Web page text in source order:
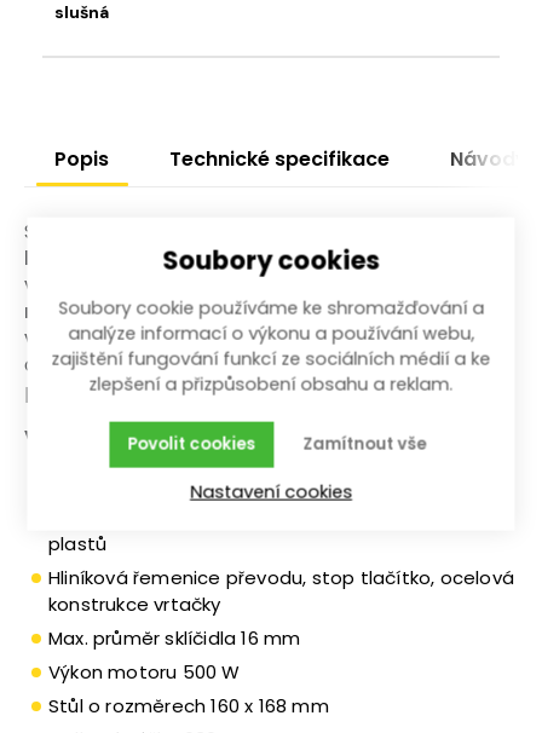
slušná
Popis Technické specifikace Návody
Stolní vrtačka Proteco je
kovů, dřeva i plastů. Díky příkonu 500 W je
vrtačka ideální pro všechny domácí kutily.
nastavitelných rychlostních stupňůumožňuje
variabilní použití vrtačky a jednoduché nastavení
optimální rychlosti otáček. K pohodlné práci
posloužístůl vrtačky o rozměru 160 x 168 mm
Výhody a charakteristické znaky
Devět rychlostních stupňů
plastů
Hliníková řemenice převodu, stop tlačítko, ocelová
konstrukce vrtačky
Max. průměr sklíčidla 16 mm
Výkon motoru 500 W
Stůl o rozměrech 160 x 168 mm
Soubory cookies
Soubory cookie používáme ke shromažďování a
analýze informací o výkonu a používání webu,
zajištění fungování funkcí ze sociálních médií a ke
zlepšení a přizpůsobení obsahu a reklam.
Zamítnout vše
Povolit cookies
Nastavení cookies